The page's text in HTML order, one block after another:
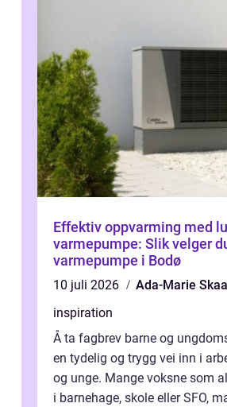
Effektiv oppvarming med
varmepumpe: Slik velger
varmepumpe i Bodø
10 juli 2026
Ada-Marie
inspiration
Å ta fagbrev barne og
en tydelig og trygg vei inn i
og unge. Mange voksne som
i barnehage, skole eller SFO,